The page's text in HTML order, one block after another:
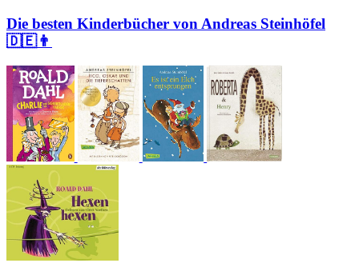
Die besten Kinderbücher von Andreas Steinhöfel
🇩🇪👨